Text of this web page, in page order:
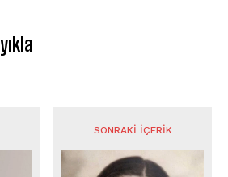
SONRAKI İÇERIK